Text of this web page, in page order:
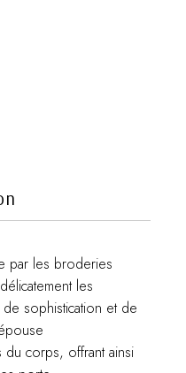
par les broderies
les
sophistication et de
du corps, offrant ainsi